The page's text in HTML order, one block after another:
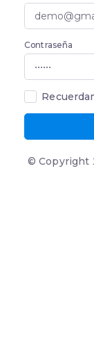
Contraseña
© Copyright